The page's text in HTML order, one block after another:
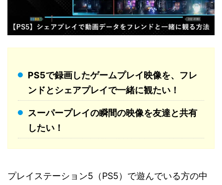
PS5で録画したゲームプレイ映像を、フレ
ンドとシェアプレイで一緒に観たい！
スーパープレイの瞬間の映像を友達と共有
したい！
プレイステーション5（PS5）で遊んでいる方の中